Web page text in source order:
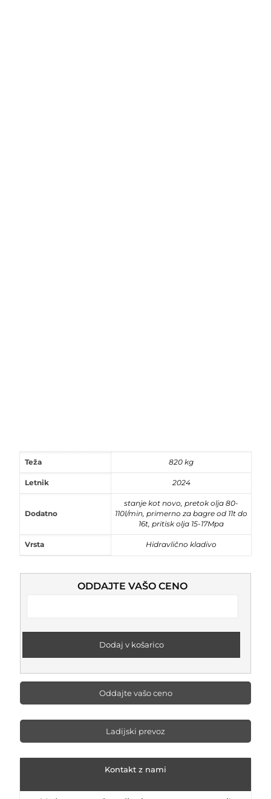
Teža 820 kg
Letnik 2024
Dodatno
stanje kot novo, pretok olja 80-
110l/min, primerno za bagre od 11t do
16t, pritisk olja 15-17Mpa
Vrsta Hidravlično kladivo
ODDAJTE VAŠO CENO
Dodaj v košarico
Oddajte vašo ceno
Ladijski prevoz
Kontakt z nami